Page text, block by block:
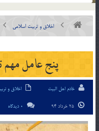
اخلاق و تربیت اسلامی
پنج عامل
خادم اهل البیت اخلاق و
0 دیدگاه